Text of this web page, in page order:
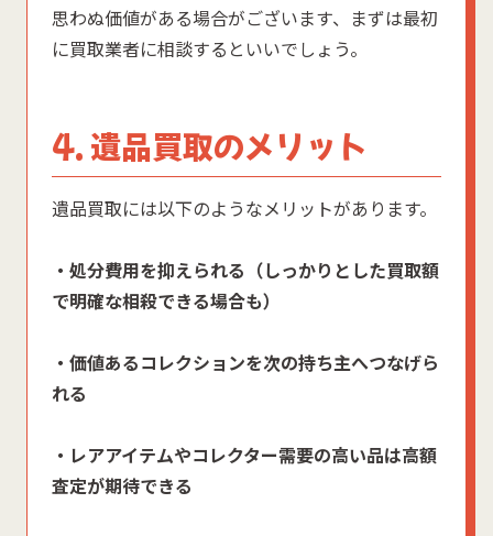
思わぬ価値がある場合がございます、まずは最初
に買取業者に相談するといいでしょう。
4. 遺品買取のメリット
遺品買取には以下のようなメリットがあります。
・処分費用を抑えられる（しっかりとした買取額
で明確な相殺できる場合も）
・価値あるコレクションを次の持ち主へつなげら
れる
・レアアイテムやコレクター需要の高い品は高額
査定が期待できる